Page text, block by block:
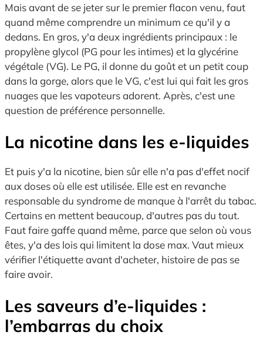
Mais avant de se jeter sur le premier flacon venu, faut
quand même comprendre un minimum ce qu'il y a
dedans. En gros, y'a deux ingrédients principaux : le
propylène glycol (PG pour les intimes) et la glycérine
végétale (VG). Le PG, il donne du goût et un petit coup
dans la gorge, alors que le VG, c'est lui qui fait les gros
nuages que les vapoteurs adorent. Après, c'est une
question de préférence personnelle.
La nicotine dans les e-liquides
Et puis y'a la nicotine, bien sûr elle n'a pas d'effet nocif
aux doses où elle est utilisée. Elle est en revanche
responsable du syndrome de manque à l'arrêt du tabac.
Certains en mettent beaucoup, d'autres pas du tout.
Faut faire gaffe quand même, parce que selon où vous
êtes, y'a des lois qui limitent la dose max. Vaut mieux
vérifier l'étiquette avant d'acheter, histoire de pas se
faire avoir.
Les saveurs d’e-liquides :
l’embarras du choix